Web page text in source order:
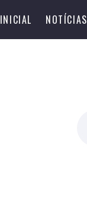
INICIAL NOTÍCIAS